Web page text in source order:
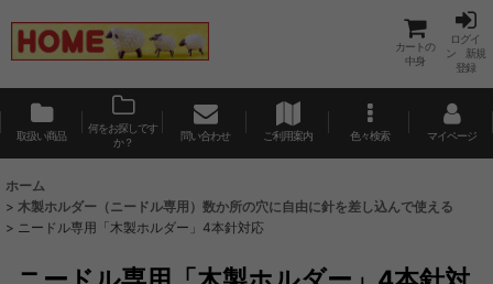
カートの
中身
ログイ
ン 新規
登録
取扱い商品
何をお探しです
か？
問い合わせ ご利用案内 色々検索 マイページ
ホーム
> 木製ホルダー（ニードル専用）数か所の穴に自由に針を差し込んで使える
> ニードル専用「木製ホルダー」4本針対応